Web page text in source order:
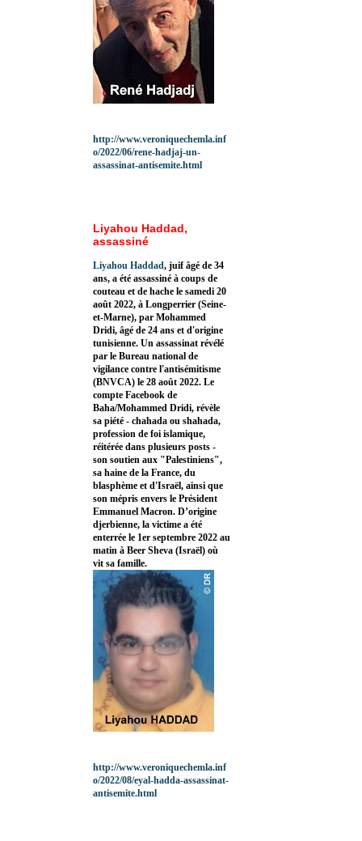
http://www.veroniquechemla.inf
o/2022/06/rene-hadjaj-un-
assassinat-antisemite.html
Liyahou Haddad,
assassiné
Liyahou Haddad, juif âgé de 34
ans, a été assassiné à coups de
couteau et de hache le samedi 20
août 2022, à Longperrier (Seine-
et-Marne), par Mohammed
Dridi, âgé de 24 ans et d'origine
tunisienne. Un assassinat révélé
par le Bureau national de
vigilance contre l'antisémitisme
(BNVCA) le 28 août 2022. Le
compte Facebook de
Baha/Mohammed Dridi, révèle
sa piété - chahada ou shahada,
profession de foi islamique,
réitérée dans plusieurs posts -
son soutien aux "Palestiniens",
sa haine de la France, du
blasphème et d'Israël, ainsi que
son mépris envers le Président
Emmanuel Macron. D’origine
djerbienne, la victime a été
enterrée le 1er septembre 2022 au
matin à Beer Sheva (Israël) où
vit sa famille.
http://www.veroniquechemla.inf
o/2022/08/eyal-hadda-assassinat-
antisemite.html